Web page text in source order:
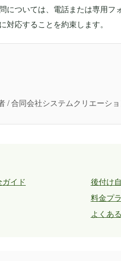
については、電話または専用
応することを約束します。
/ 合同会社システムクリエーシ
イド
後付け
料金プ
よくあ